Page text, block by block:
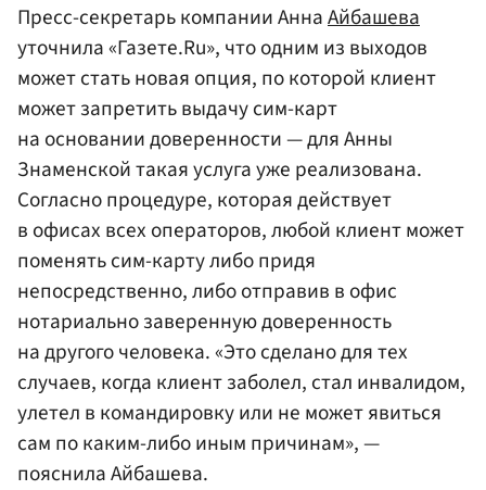
Пресс-секретарь компании АннаАйбашева
уточнила «Газете.Ru», что одним из выходов
может стать новая опция, по которой клиент
может запретить выдачу сим-карт
на основании доверенности — для Анны
Знаменской такая услуга уже реализована.
Согласно процедуре, которая действует
в офисах всех операторов, любой клиент может
поменять сим-карту либо придя
непосредственно, либо отправив в офис
нотариально заверенную доверенность
на другого человека. «Это сделано для тех
случаев, когда клиент заболел, стал инвалидом,
улетел в командировку или не может явиться
сам по каким-либо иным причинам», —
пояснила Айбашева.